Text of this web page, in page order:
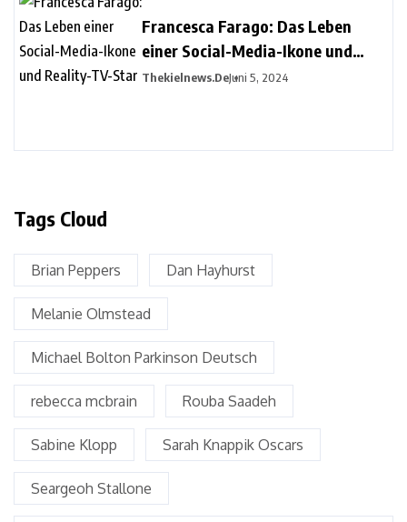
Francesca Farago: Das Leben
einer Social-Media-Ikone und
Reality-TV-Star
Thekielnews.deJuni 5, 2024
Tags Cloud
Brian Peppers Dan Hayhurst
Melanie Olmstead
Michael Bolton Parkinson Deutsch
rebecca mcbrain Rouba Saadeh
Sabine Klopp Sarah Knappik Oscars
Seargeoh Stallone